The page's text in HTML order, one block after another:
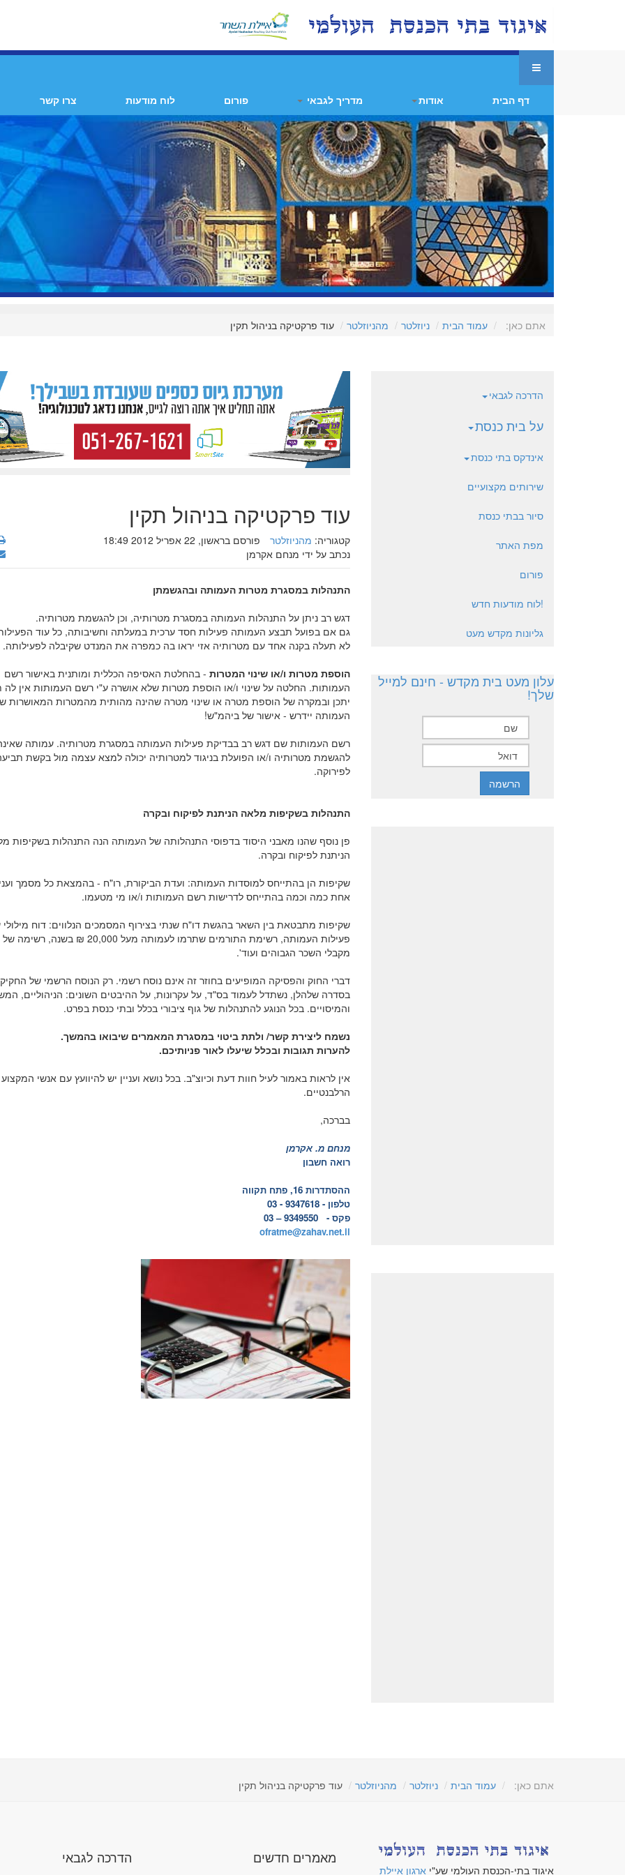
דף הבית אודות מדריך לגבאי פורום לוח מודעות צרו קשר
אתם כאן: עמוד הבית ניוזלטר מהניוזלטר עוד פרקטיקה בניהול תקין
עוד פרקטיקה בניהול תקין
קטגוריה: מהניוזלטר
פורסם בראשון, 22 אפריל 2012 18:49
נכתב על ידי מנחם אקרמן
התנהלות במסגרת מטרות העמותה ובהגשמתן
דגש רב ניתן על התנהלות העמותה במסגרת מטרותיה, וכן להגשמת מטרותיה.
גם אם בפועל תבצע העמותה פעילות חסד ערכית במעלתה וחשיבותה, כל עוד
לא תעלה בקנה אחד עם מטרותיה אזי יראו בה כמפרה את המנדט שקיבלה לפעילותה.
הוספת מטרות ו/או שינוי המטרות - בהחלטת האסיפה הכללית ומותנית באישור רשם
העמותות. החלטה על שינוי ו/או הוספת מטרות שלא אושרה ע"י רשם העמותות אין לה
יתכן ובמקרה של הוספת מטרה או שינוי מטרה שהינה מהותית מהמטרות המאושרות
העמותה יידרש - אישור של ביהמ"ש!
רשם העמותות שם דגש רב בבדיקת פעילות העמותה במסגרת מטרותיה. עמותה
להגשמת מטרותיה ו/או הפועלת בניגוד למטרותיה יכולה למצא עצמה מול בקשת
לפירוקה.
התנהלות בשקיפות מלאה הניתנת לפיקוח ובקרה
פן נוסף שהנו מאבני היסוד בדפוסי התנהלותה של העמותה הנה התנהלות בשקיפות
הניתנת לפיקוח ובקרה.
שקיפות הן בהתייחס למוסדות העמותה: ועדת הביקורת, רו"ח - בהמצאת כל מסמך
אחת כמה וכמה בהתייחס לדרישות רשם העמותות ו/או מי מטעמו.
שקיפות מתבטאת בין השאר בהגשת דו"ח שנתי בצירוף המסמכים הנלווים: דוח מילולי
פעילות העמותה, רשימת התורמים שתרמו לעמותה מעל 20,000
מקבלי השכר הגבוהים ועוד'.
דברי החוק והפסיקה המופיעים בחוזר זה אינם נוסח רשמי. רק הנוסח הרשמי של
בסדרה שלהלן, נשתדל לעמוד בס"ד, על עקרונות, על ההיבטים השונים: הניהוליים,
והמיסויים. בכל הנוגע להתנהלות של גוף ציבורי בכלל ובתי כנסת בפרט.
נשמח ליצירת קשר/ ולתת ביטוי במסגרת המאמרים שיבואו בהמשך.
להערות תגובות ובכלל שיעלו לאור פניותיכם.
אין לראות באמור לעיל חוות דעת וכיוצ"ב. בכל נושא ועניין יש להיוועץ עם אנשי המקצוע
הרלבנטיים.
בברכה,
מנחם מ. אקרמן
רואה חשבון
ההסתדרות 16, פתח תקווה
טלפון - 9347618 - 03
פקס - 9349550 – 03
ofratme@zahav.net.il
הדרכה לגבאי
על בית כנסת
אינדקס בתי כנסת
שירותים מקצועיים
סיור בבתי כנסת
מפת האתר
פורום
!לוח מודעות חדש
גליונות מקדש מעט
עלון מעט בית מקדש - חינם למייל
שלך!
אתם כאן: עמוד הבית ניוזלטר מהניוזלטר עוד פרקטיקה בניהול תקין
איגוד בתי-הכנסת העולמי שע"י ארגון איילת
מאמרים חדשים הדרכה לגבאי